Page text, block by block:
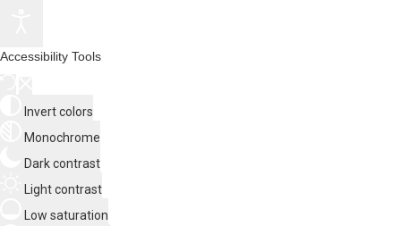
Accessibility Tools
Invert colors
Monochrome
Dark contrast
Light contrast
Low saturation